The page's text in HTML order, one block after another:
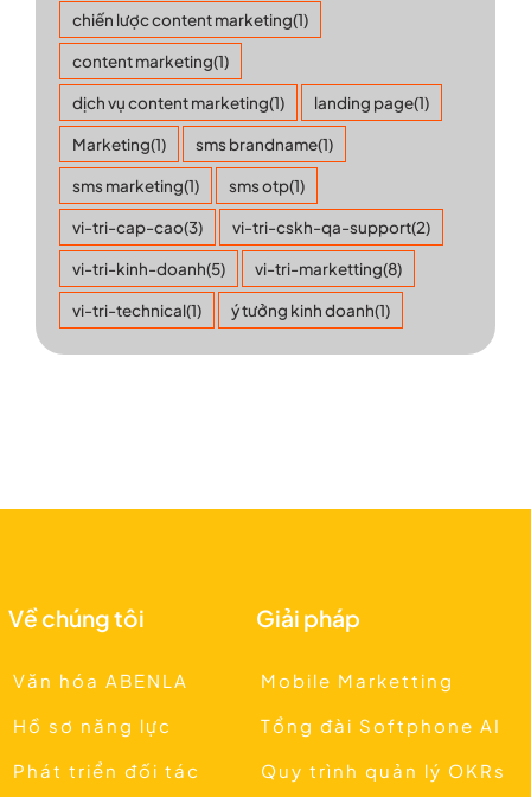
chiến lược content marketing(1)
content marketing(1)
dịch vụ content marketing(1) landing page(1)
Marketing(1) sms brandname(1)
sms marketing(1) sms otp(1)
vi-tri-cap-cao(3) vi-tri-cskh-qa-support(2)
vi-tri-kinh-doanh(5) vi-tri-marketting(8)
vi-tri-technical(1) ý tưởng kinh doanh(1)
Về chúng tôi
Văn hóa ABENLA
Hồ sơ năng lực
Phát triển đối tác
Giải pháp
Mobile Marketting
Tổng đài Softphone AI
Quy trình quản lý OKRs